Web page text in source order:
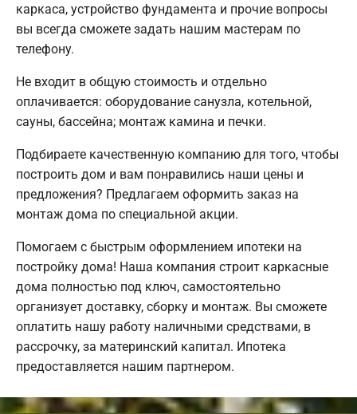
каркаса, устройство фундамента и прочие вопросы
вы всегда сможете задать нашим мастерам по
телефону.
Не входит в общую стоимость и отдельно
оплачивается: оборудование санузла, котельной,
сауны, бассейна; монтаж камина и печки.
Подбираете качественную компанию для того, чтобы
построить дом и вам понравились наши цены и
предложения? Предлагаем оформить заказ на
монтаж дома по специальной акции.
Помогаем с быстрым оформлением ипотеки на
постройку дома! Наша компания строит каркасные
дома полностью под ключ, самостоятельно
организует доставку, сборку и монтаж. Вы сможете
оплатить нашу работу наличными средствами, в
рассрочку, за материнский капитал. Ипотека
предоставляется нашим партнером.